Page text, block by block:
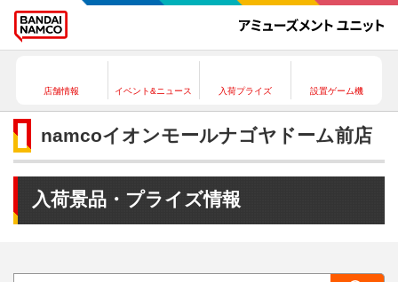
店舗情報 イベント&ニュース 入荷プライズ 設置ゲーム機
namcoイオンモールナゴヤドーム前店
入荷景品・プライズ情報